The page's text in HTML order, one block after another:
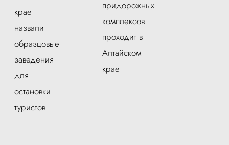
крае
назвали
образцовые
заведения
для
остановки
туристов
придорожных
комплексов
проходит в
Алтайском
крае